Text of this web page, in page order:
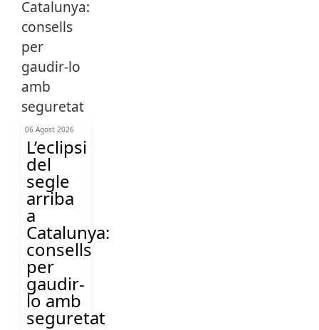
06 Agost 2026
L’eclipsi
del
segle
arriba
a
Catalunya:
consells
per
gaudir-
lo amb
seguretat